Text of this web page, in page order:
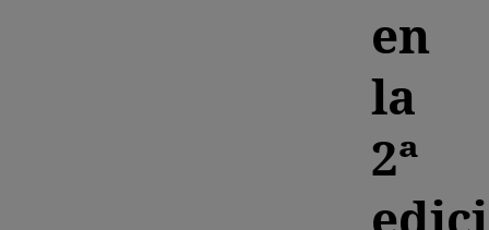
en
la
2ª